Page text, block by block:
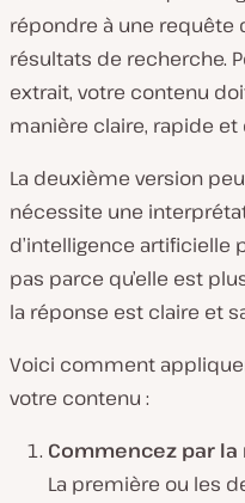
répondre à une
résultats de recherche.
extrait, votre contenu
manière claire, rapide et
La deuxième version
nécessite une
d’intelligence artificielle
pas parce qu’elle est
la réponse est claire et
Voici comment
votre contenu :
Commencez par
La première ou les